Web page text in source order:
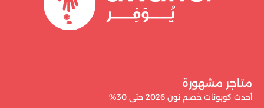
متاجر مشهورة
أحدث كوبونات خصم نون 2026 حتى 30%